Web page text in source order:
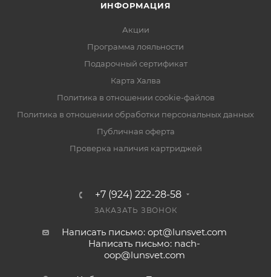
ИНФОРМАЦИЯ
Акции
Программа лояльности
Подарочный сертификат
Карта Халва
Политика в отношении cookie-файлов
Политика в отношении обработки персональных данных
Публичная оферта
Проверка наличия картриджей
+7 (924) 222-28-58
ЗАКАЗАТЬ ЗВОНОК
Написать письмо: opt@lunsvet.com
Написать письмо: nach-
oop@lunsvet.com